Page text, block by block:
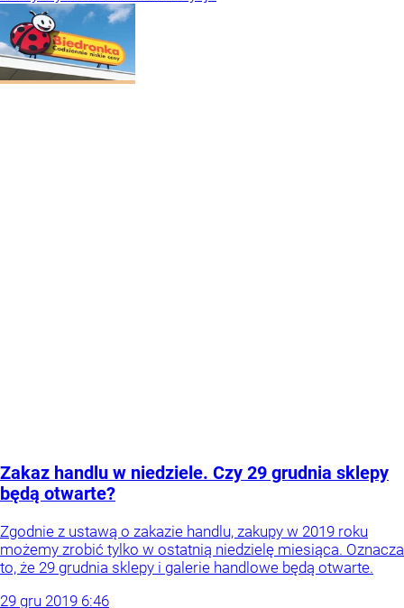
Zakaz handlu w niedziele. Czy 29 grudnia sklepy
będą otwarte?
Zgodnie z ustawą o zakazie handlu, zakupy w 2019 roku
możemy zrobić tylko w ostatnią niedzielę miesiąca. Oznacza
to, że 29 grudnia sklepy i galerie handlowe będą otwarte.
29 gru 2019 6:46